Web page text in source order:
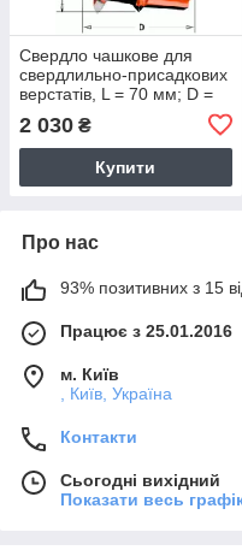
Свердло чашкове для
свердлильно-присадкових
верстатів, L = 70 мм; D =
2 030 ₴
Купити
Про нас
93% позитивних з 15
Працює з 25.01.2016
м. Київ
, Київ, Україна
Контакти
Сьогодні вихідний
Показати весь